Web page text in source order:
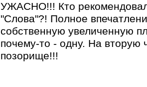
УЖАСНО!!! Кто
"Слова"?! Полное
собственную увеличенную
почему-то - одну. На вторую
позорище!!!